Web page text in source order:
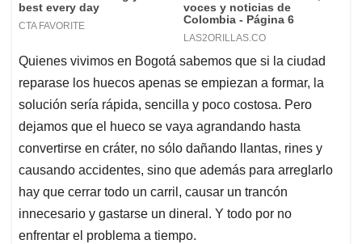
Quienes vivimos en Bogotá sabemos que si la ciudad
reparase los huecos apenas se empiezan a formar, la
solución sería rápida, sencilla y poco costosa. Pero
dejamos que el hueco se vaya agrandando hasta
convertirse en cráter, no sólo dañando llantas, rines y
causando accidentes, sino que además para arreglarlo
hay que cerrar todo un carril, causar un trancón
innecesario y gastarse un dineral. Y todo por no
enfrentar el problema a tiempo.